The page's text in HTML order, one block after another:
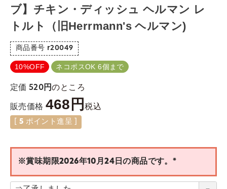
ブ】チキン・ディッシュ ヘルマン レ
トルト（旧Herrmann's ヘルマン)
商品番号 r20049
10%OFF ネコポスOK 6個まで
定価 520 のところ
販売価格 468 税込
5 ポイント進呈 ]
※賞味期限2026年10月24日の商品です。
(